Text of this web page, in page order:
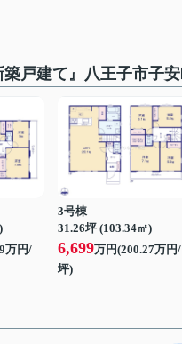
築戸建て』八王子市子
万円/
3号棟
31.26坪 (103.34㎡)
6,699万円(200.27万円/
坪)